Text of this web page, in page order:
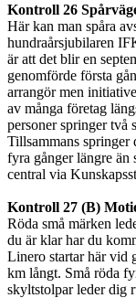
Kontroll 26
Här kan man spåra
hundraårsjubilaren
är att det blir en
genomförde första
arrangör men
av många företag
personer springer två
Tillsammans springer
fyra gånger längre än
central via
Kontroll 27 (B)
Röda små märken
du är klar har du
Linero startar här vid
km långt. Små röda
skyltstolpar leder dig